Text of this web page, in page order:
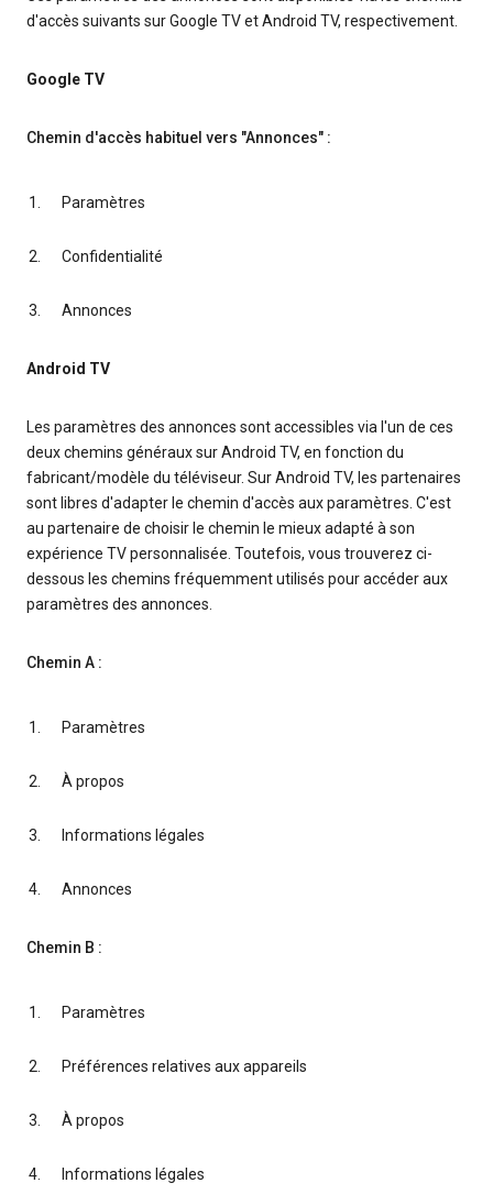
d'accès suivants sur Google TV et Android TV, respectivement.
Google TV
Chemin d'accès habituel vers "Annonces" :
Paramètres
Confidentialité
Annonces
Android TV
Les paramètres des annonces sont accessibles via l'un de ces
deux chemins généraux sur Android TV, en fonction du
fabricant/modèle du téléviseur. Sur Android TV, les partenaires
sont libres d'adapter le chemin d'accès aux paramètres. C'est
au partenaire de choisir le chemin le mieux adapté à son
expérience TV personnalisée. Toutefois, vous trouverez ci-
dessous les chemins fréquemment utilisés pour accéder aux
paramètres des annonces.
Chemin A :
Paramètres
À propos
Informations légales
Annonces
Chemin B :
Paramètres
Préférences relatives aux appareils
À propos
Informations légales